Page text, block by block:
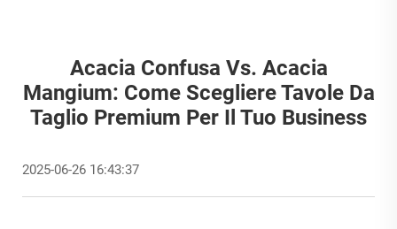
Acacia Confusa Vs. Acacia
Mangium: Come Scegliere Tavole Da
Taglio Premium Per Il Tuo Business
2025-06-26 16:43:37